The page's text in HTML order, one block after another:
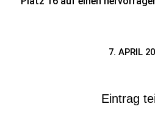
7. APRIL
Eintrag